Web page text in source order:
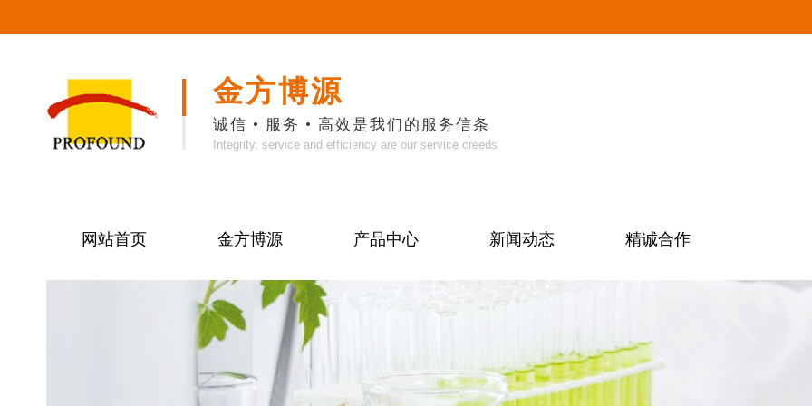
金方博源
诚信 • 服务 • 高效是我们的服务信条
Integrity, service and efficiency are our service creeds
网站首页 金方博源 产品中心 新闻动态 精诚合作